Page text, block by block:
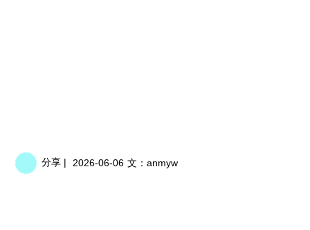
分享 | 2026-06-06 文： anmyw